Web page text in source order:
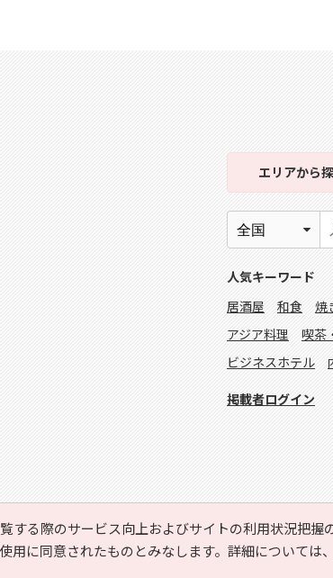
する際のサービス向上およびサイトの利用状況把
用に同意されたものとみなします。詳細については、
エリアから
人気キーワード
居酒屋
和食 焼
アジア料理
喫茶
ビジネスホテル
掲載者ログイン
Copyright © HYOJITO.Co.,Ltd. All Rights